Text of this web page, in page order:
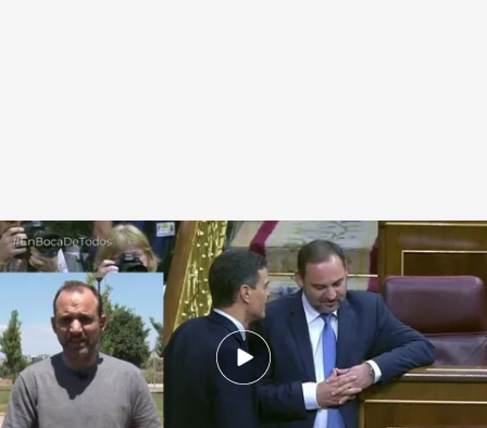
Víctor de Aldama en directo en 'En boca de todos'.cuatro.com
En boca de todos
29 MAY 2026 - 13:50h.
Nacho Abad insiste en su invitación de visitar a
José Luis Ábalos en prisión: “Me hago una